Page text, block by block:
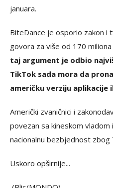
januara.
BiteDance je osporio zakon i
govora za više od 170 miliona
taj argument je odbio
TikTok sada mora da
američku verziju aplikacije
Američki zvaničnici i
povezan sa kineskom
nacionalnu bezbjednost zbog
Uskoro opširnije...